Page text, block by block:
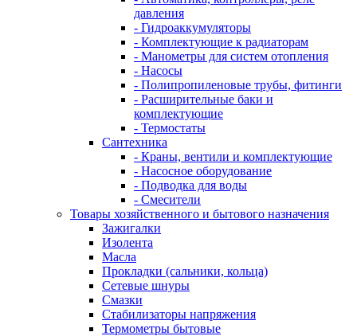
давления
- Гидроаккумуляторы
- Комплектующие к радиаторам
- Манометры для систем отопления
- Насосы
- Полипропиленовые трубы, фитинги
- Расширительные баки и
комплектующие
- Термостаты
Сантехника
- Краны, вентили и комплектующие
- Насосное оборудование
- Подводка для воды
- Смесители
Товары хозяйственного и бытового назначения
Зажигалки
Изолента
Масла
Прокладки (сальники, кольца)
Сетевые шнуры
Смазки
Стабилизаторы напряжения
Термометры бытовые